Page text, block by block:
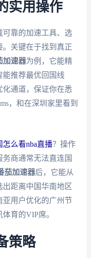
实用操作
靠的加速工具、选
关键在于找到真正
加速器为例，它能精
能推荐最优回国线
化通道，保证你在悉
，和在深圳家里看到
怎么看nba直播？操作
商通常无法直连国
茄加速器后，它能从
距离中国华南地区
用户优化的广州节
育的VIP席。
策略